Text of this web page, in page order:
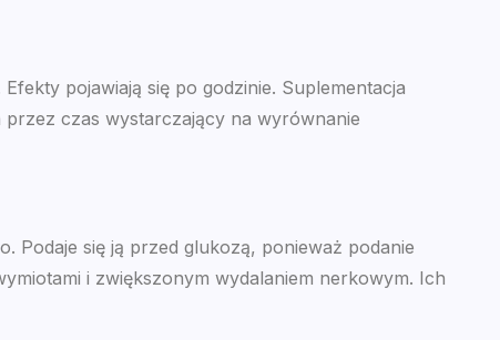
pojawiają się po godzinie. Suplementacja
czas wystarczający na wyrównanie
Podaje się ją przed glukozą, ponieważ podanie
i zwiększonym wydalaniem nerkowym. Ich